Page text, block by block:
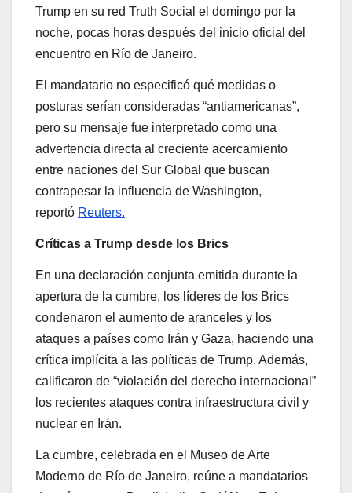
Trump en su red Truth Social el domingo por la
noche, pocas horas después del inicio oficial del
encuentro en Río de Janeiro.
El mandatario no especificó qué medidas o
posturas serían consideradas “antiamericanas”,
pero su mensaje fue interpretado como una
advertencia directa al creciente acercamiento
entre naciones del Sur Global que buscan
contrapesar la influencia de Washington,
reportó Reuters.
Críticas a Trump desde los Brics
En una declaración conjunta emitida durante la
apertura de la cumbre, los líderes de los Brics
condenaron el aumento de aranceles y los
ataques a países como Irán y Gaza, haciendo una
crítica implícita a las políticas de Trump. Además,
calificaron de “violación del derecho internacional”
los recientes ataques contra infraestructura civil y
nuclear en Irán.
La cumbre, celebrada en el Museo de Arte
Moderno de Río de Janeiro, reúne a mandatarios